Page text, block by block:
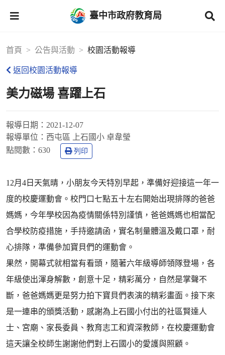
臺中市政府教育局
首頁 公告與活動 校園活動報導
返回校園活動報導
美力磁場 喜躍上石
報導日期： 2021-12-07
報導單位： 西屯區 上石國小 卓韋瑩
點閱數： 630 列印
12月4日天氣晴，小朋友今天特別早起，準備好迎接這一年一
度的校慶運動會。校門口七點五十左右開始出現排隊的爸爸
媽媽，今年學校因為疫情關係特別謹慎，爸爸媽媽也相當配
合學校防疫措施，手持邀請函，實名制量體溫及戴口罩，耐
心排隊，準備參加寶貝們的運動會。
果然，開幕式就相當有看頭，隨著六年級導師領隊登場，各
年級使出渾身解數，創意十足，精彩萬分，自然是掌聲不
斷，爸爸媽媽更是努力拍下寶貝們表演的精彩畫面。接下來
是一連串的頒獎活動，感謝為上石國小付出的社區賢達人
士、宮廟、家長委員、教育志工和資深教師，在校慶運動會
這天讓全校師生謝謝他們對上石國小的愛護與照顧。